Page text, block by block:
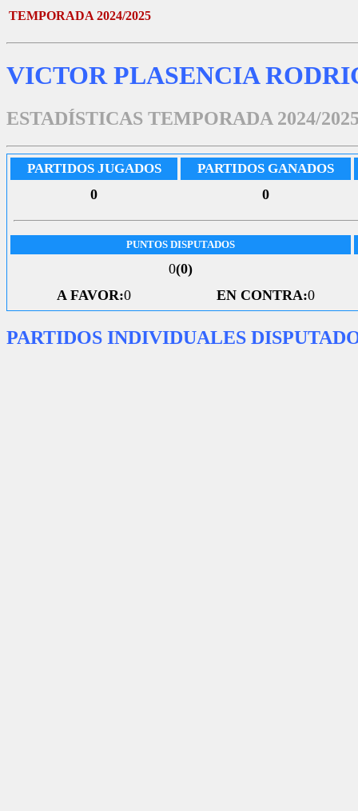
TEMPORADA 2024/2025
VICTOR PLASENCIA
ESTADÍSTICAS TEMPORADA 2024/
PARTIDOS JUGADOS PARTIDOS GANADOS
0 0
PUNTOS DISPUTADOS
0(0)
A FAVOR:0 EN CONTRA:0
PARTIDOS INDIVIDUALES